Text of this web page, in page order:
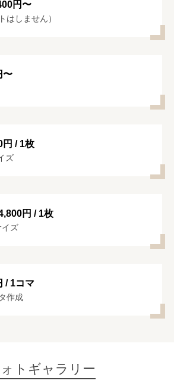
円〜
はしません）
〜
/ 1枚
ズ
円 / 1枚
ズ
/ 1コマ
作成
トギャラリー